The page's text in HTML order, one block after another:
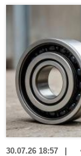
30.07.26 18:57